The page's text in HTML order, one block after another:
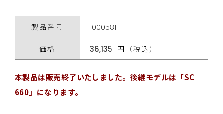
製品番号 1000581
価格 36,135 円（税込）
本製品は販売終了いたしました。後継モデルは「SC
660」になります。